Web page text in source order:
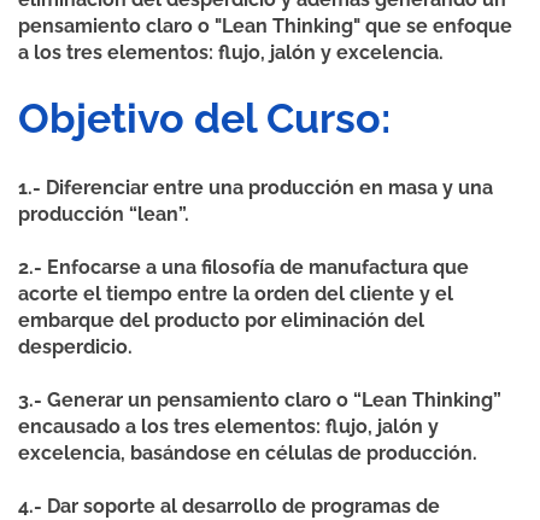
pensamiento claro o "Lean Thinking" que se enfoque
a los tres elementos: flujo, jalón y excelencia.
Objetivo del Curso:
1.- Diferenciar entre una producción en masa y una
producción “lean”.
2.- Enfocarse a una filosofía de manufactura que
acorte el tiempo entre la orden del cliente y el
embarque del producto por eliminación del
desperdicio.
3.- Generar un pensamiento claro o “Lean Thinking”
encausado a los tres elementos: flujo, jalón y
excelencia, basándose en células de producción.
4.- Dar soporte al desarrollo de programas de